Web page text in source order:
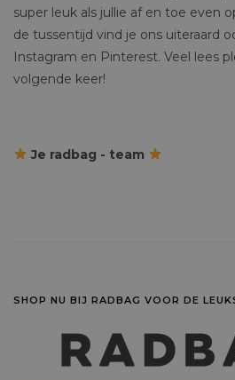
super leuk als jullie af en toe even
de tussentijd vind je ons uiteraard
Instagram en Pinterest. Veel lees
volgende keer!
Je radbag - team
SHOP NU BIJ RADBAG VOOR DE